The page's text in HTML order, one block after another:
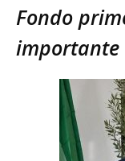
Fondo
importante